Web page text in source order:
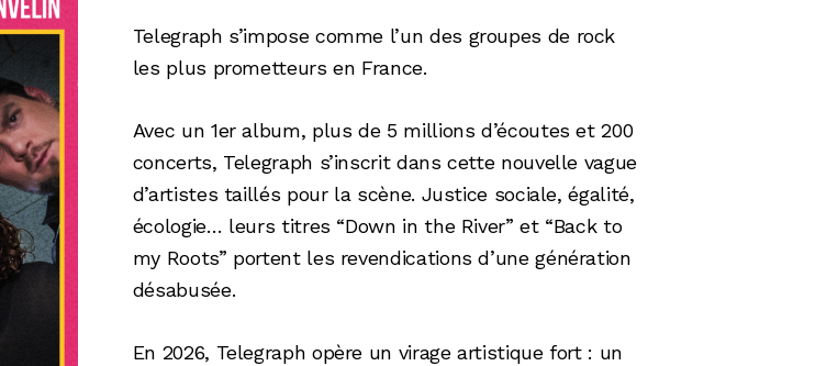
Telegraph s’impose comme l’un des groupes de rock
les plus prometteurs en France.
Avec un 1er album, plus de 5 millions d’écoutes et 200
concerts, Telegraph s’inscrit dans cette nouvelle vague
d’artistes taillés pour la scène. Justice sociale, égalité,
écologie… leurs titres “Down in the River” et “Back to
my Roots” portent les revendications d’une génération
désabusée.
En 2026, Telegraph opère un virage artistique fort : un